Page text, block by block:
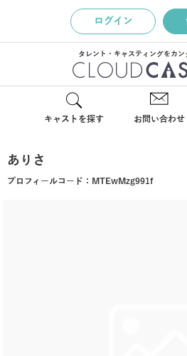
ログイン
タレント・キャスティングをカン
キャストを探す お問い合わせ
ありさ
プロフィールコード： MTEwMzg991f